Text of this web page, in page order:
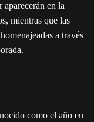
en la
mientras que las
a través
como el año en